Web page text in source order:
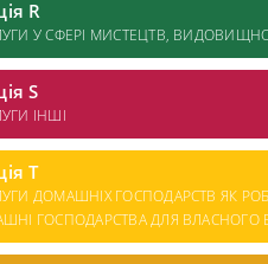
R
У СФЕРІ МИСТЕЦТВ,
S
ІНШІ
T
ДОМАШНІХ ГОСПОДАРСТВ ЯК
ГОСПОДАРСТВА ДЛЯ ВЛАСНОГО